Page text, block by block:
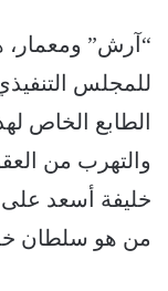
“آرش”
للمجلس
الطابع الخاص
والتهرب من
خليفة أسعد
من هو سلطان